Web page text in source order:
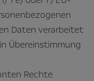
Daten verarbeitet
Übereinstimmung
Rechte